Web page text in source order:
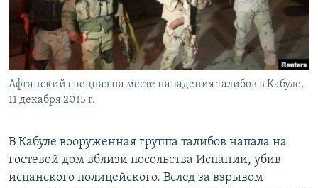
ПОБЕДИТЕЛЕЙ НЕ СУДЯТ?
КРЫМ.НЕПОКОРЕННЫЙ
ELIFBE
УКРАИНСКАЯ ПРОБЛЕМА КРЫМА
ПРИСОЕДИНЯЙТЕСЬ!
Все сайты RFE/RL
Афганский спецназ на месте нападения талибов в Кабуле,
11 декабря 2015 г.
В Кабуле вооруженная группа талибов напала на
гостевой дом вблизи посольства Испании, убив
испанского полицейского. Вслед за взрывом